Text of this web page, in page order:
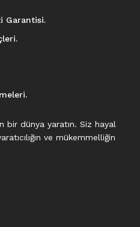
Garantisi.
bir dünya yaratın. Siz hayal
ve mükemmelliğin